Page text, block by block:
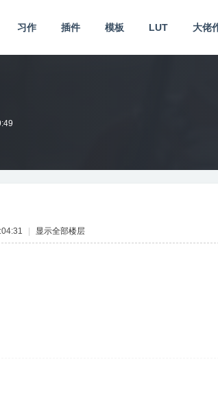
习作 插件 模板 LUT 大佬
显示全部楼层